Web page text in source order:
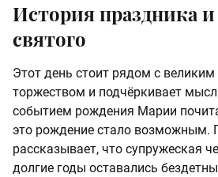
История праздника
святого
Этот день стоит рядом с
торжеством и подчёркивает
событием рождения Марии
это рождение стало возможным.
рассказывает, что супружеская
долгие годы оставались